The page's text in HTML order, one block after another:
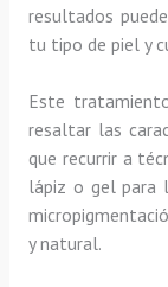
resultados
tu tipo de piel y
Este
resaltar las
que recurrir a
lápiz o gel para
y natural.